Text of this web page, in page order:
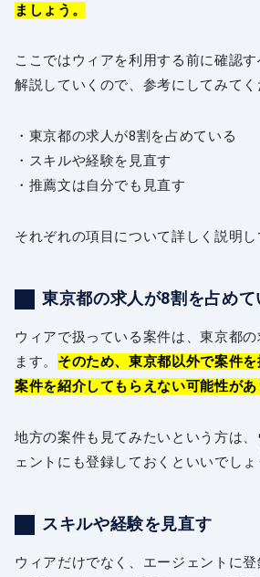
ましょう。
ここではウィアを利用する前に確認
解説していくので、参考にしてみてく
・東京都の求人が8割を占めている
・スキルや経験を見直す
・推薦文は自分でも見直す
それぞれの項目について詳しく説明し
東京都の求人が8割を占めて
ウィアで扱っている案件は、東京都
ます。 そのため、東京都以外で案件を
案件を紹介してもらえない可能性があ
地方の案件も見てみたいという方は
ェントにも登録しておくといいでしょ
スキルや経験を見直す
ウィアだけでなく、エージェントに